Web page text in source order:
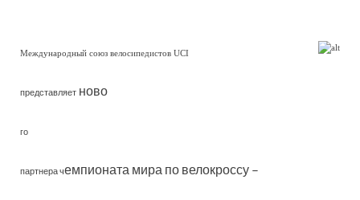
Международный союз велосипедистов UCI
представляет ново
го
партнера чемпионата мира по велокроссу –